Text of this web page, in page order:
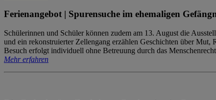
Ferienangebot | Spurensuche im ehemaligen
Schülerinnen und Schüler können zudem am 13. August die
und ein rekonstruierter Zellengang erzählen Geschichten über
Besuch erfolgt individuell ohne Betreuung durch das
Mehr erfahren